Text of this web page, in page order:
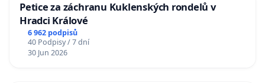
Petice za záchranu Kuklenských rondelů v
Hradci Králové
6 962 podpisů
40 Podpisy / 7 dní
30 Jun 2026